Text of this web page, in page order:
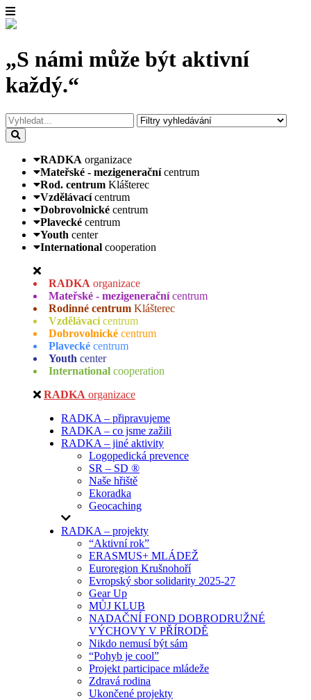
„S námi může být aktivní
každý.“
RADKA organizace
Mateřské - mezigenerační centrum
Rod. centrum Klášterec
Vzdělávací centrum
Dobrovolnické centrum
Plavecké centrum
Youth center
International cooperation
RADKA organizace
Mateřské - mezigenerační centrum
Rodinné centrum Klášterec
Vzdělávací centrum
Dobrovolnické centrum
Plavecké centrum
Youth center
International cooperation
RADKA organizace
RADKA – připravujeme
RADKA – co jsme zažili
RADKA – jiné aktivity
Logopedická prevence
SR – SD ®
Naše hřiště
Ekoradka
Geocaching
RADKA – projekty
“Aktivní rok”
ERASMUS+ MLÁDEŽ
Euroregion Krušnohoří
Evropský sbor solidarity 2025-27
Gear Up
MŮJ KLUB
NADAČNÍ FOND DOBRODRUŽNÉ
VÝCHOVY V PŘÍRODĚ
Nikdo nemusí být sám
“Pohyb je cool”
Projekt participace mládeže
Zdravá rodina
Ukončené projekty